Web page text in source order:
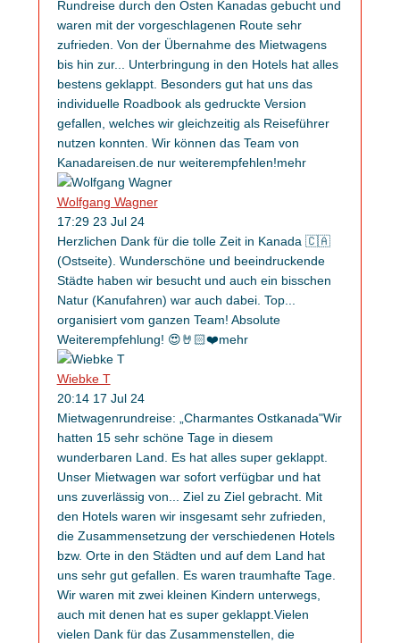
Rundreise durch den Osten Kanadas gebucht und
waren mit der vorgeschlagenen Route sehr
zufrieden. Von der Übernahme des Mietwagens
bis hin zur... Unterbringung in den Hotels hat alles
bestens geklappt. Besonders gut hat uns das
individuelle Roadbook als gedruckte Version
gefallen, welches wir gleichzeitig als Reiseführer
nutzen konnten. Wir können das Team von
Kanadareisen.de nur weiterempfehlen!mehr
Wolfgang Wagner
17:29 23 Jul 24
Herzlichen Dank für die tolle Zeit in Kanada 🇨🇦
(Ostseite). Wunderschöne und beeindruckende
Städte haben wir besucht und auch ein bisschen
Natur (Kanufahren) war auch dabei. Top...
organisiert vom ganzen Team! Absolute
Weiterempfehlung! 😍🤘🏻❤️mehr
Wiebke T
20:14 17 Jul 24
Mietwagenrundreise: „Charmantes Ostkanada"Wir
hatten 15 sehr schöne Tage in diesem
wunderbaren Land. Es hat alles super geklappt.
Unser Mietwagen war sofort verfügbar und hat
uns zuverlässig von... Ziel zu Ziel gebracht. Mit
den Hotels waren wir insgesamt sehr zufrieden,
die Zusammensetzung der verschiedenen Hotels
bzw. Orte in den Städten und auf dem Land hat
uns sehr gut gefallen. Es waren traumhafte Tage.
Wir waren mit zwei kleinen Kindern unterwegs,
auch mit denen hat es super geklappt.Vielen
vielen Dank für das Zusammenstellen, die